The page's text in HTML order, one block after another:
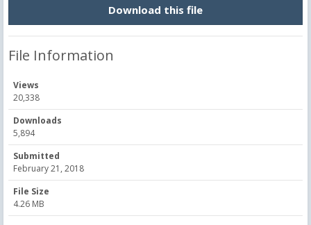
Download this file
File Information
Views
20,338
Downloads
5,894
Submitted
February 21, 2018
File Size
4.26 MB